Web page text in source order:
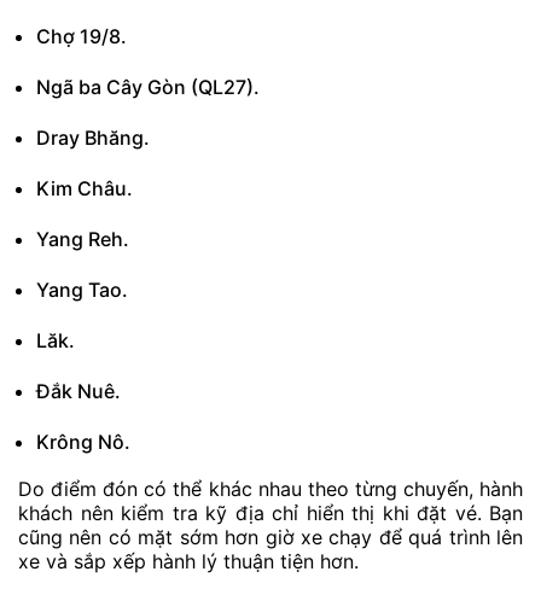
Chợ 19/8.
Ngã ba Cây Gòn (QL27).
Dray Bhăng.
Kim Châu.
Yang Reh.
Yang Tao.
Lăk.
Đắk Nuê.
Krông Nô.
Do điểm đón có thể khác nhau theo từng chuyến, hành
khách nên kiểm tra kỹ địa chỉ hiển thị khi đặt vé. Bạn
cũng nên có mặt sớm hơn giờ xe chạy để quá trình lên
xe và sắp xếp hành lý thuận tiện hơn.